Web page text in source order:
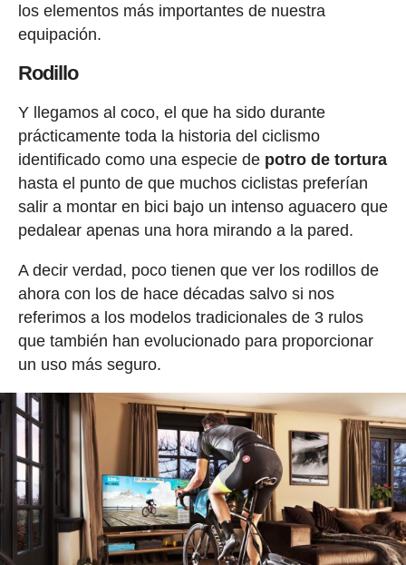
los elementos más importantes de nuestra
equipación.
Rodillo
Y llegamos al coco, el que ha sido durante
prácticamente toda la historia del ciclismo
identificado como una especie depotro de tortura
hasta el punto de que muchos ciclistas preferían
salir a montar en bici bajo un intenso aguacero que
pedalear apenas una hora mirando a la pared.
A decir verdad, poco tienen que ver los rodillos de
ahora con los de hace décadas salvo si nos
referimos a los modelos tradicionales de 3 rulos
que también han evolucionado para proporcionar
un uso más seguro.